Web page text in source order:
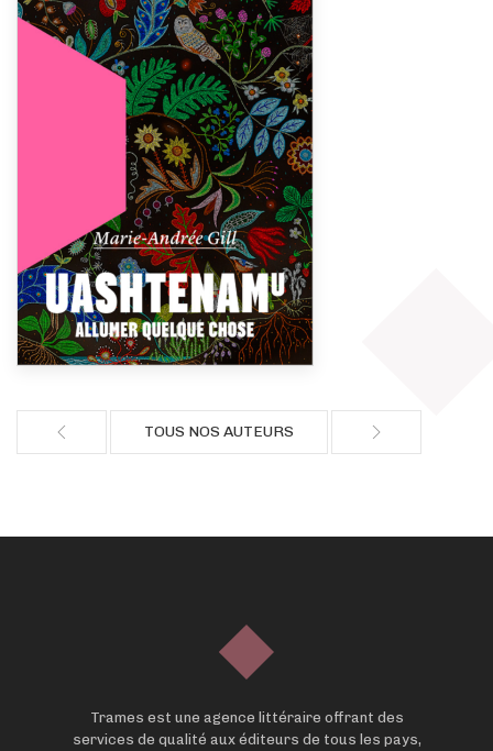
TOUS NOS AUTEURS
Trames est une agence littéraire offrant des
services de qualité aux éditeurs de tous les pays,